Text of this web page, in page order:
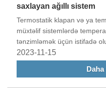
saxlayan ağıllı sistem
Termostatik klapan və ya
müxtəlif sistemlərdə
tənzimləmək üçün istifadə
evin istilik sistemi, istər
avtomobilin soyutma
sistemin optimal
2023-11-15